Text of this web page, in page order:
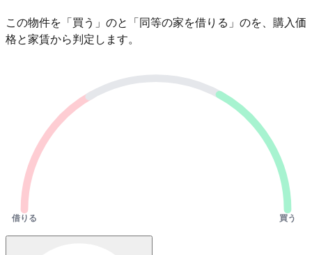
この物件を「買う」のと「同等の家を借りる」のを、購入価
格と家賃から判定します。
借りる 買う